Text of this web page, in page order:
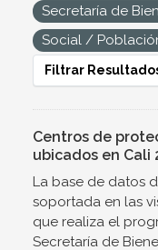
Secretaría de
Social /
Filtrar
Centros de
ubicados en Cali
La base de datos
soportada en las
que realiza el
Secretaría de